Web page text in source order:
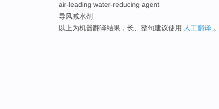
air-leading water-reducing agent
导风减水剂
以上为机器翻译结果，长、整句建议使用 人工翻译